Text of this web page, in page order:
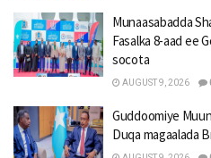
Munaasabadda
Fasalka 8-aad ee
socota
AUGUST 9, 2026
Guddoomiye
Duqa magaalada